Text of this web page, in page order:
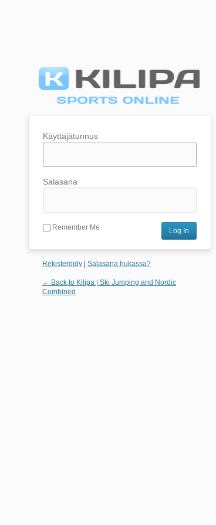
Käyttäjätunnus
Salasana
Remember Me
Rekisteröidy | Salasana hukassa?
← Back to Kilipa | Ski Jumping and Nordic
Combined